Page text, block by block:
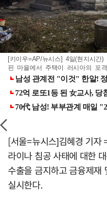
[키이우=AP/뉴시스] 4일(현지시
핀 마을에서 주택이 러시아의 포
[서울=뉴시스]김혜경 기자
라이나 침공 사태에 대한
수출을 금지하고 금융제재
실시한다.